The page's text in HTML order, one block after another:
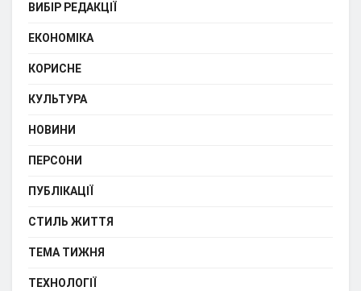
ВИБІР РЕДАКЦІЇ
ЕКОНОМІКА
КОРИСНЕ
КУЛЬТУРА
НОВИНИ
ПЕРСОНИ
ПУБЛІКАЦІЇ
СТИЛЬ ЖИТТЯ
ТЕМА ТИЖНЯ
ТЕХНОЛОГІЇ